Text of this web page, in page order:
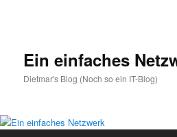
Ein einfaches
Dietmar's Blog (Noch so ein IT-Blog)